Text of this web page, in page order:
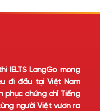
IELTS LangGo mong
đi đầu tại Việt Nam
phục chứng chỉ Tiếng
người Việt vươn ra